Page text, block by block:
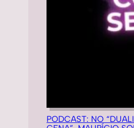
PODCAST: NO